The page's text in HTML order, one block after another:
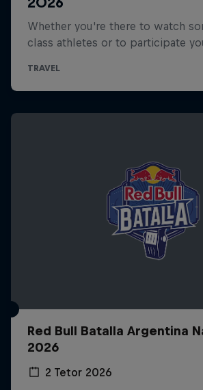
Red Bull Batalla Argentina
2026
2 Tetor 2026